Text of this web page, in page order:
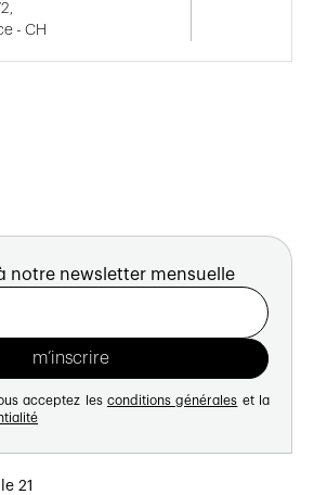
- CH
notre newsletter mensuelle
acceptez les conditions générales et la
21